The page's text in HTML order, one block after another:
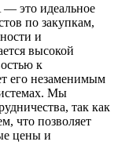
это идеальное
по закупкам,
и
высокой
к
его незаменимым
Мы
так как
что позволяет
цены и